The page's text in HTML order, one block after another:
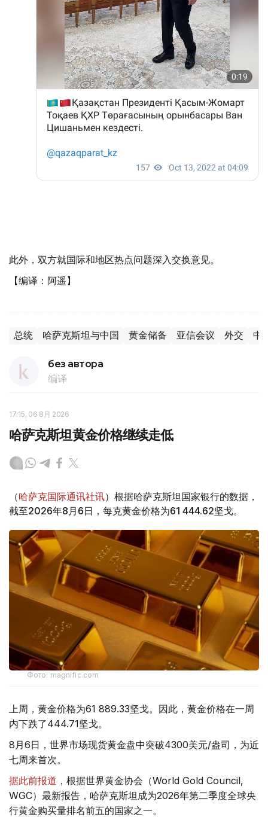
此外，双方就国际和地区热点问题深入交换意见。
【编译：阿遥】
总统 哈萨克斯坦与中国 黄金储备 亚信会议 外交 中
без автора
编译
17:15, 06 8月 2026
哈萨克斯坦黄金价格继续走低
（哈萨克国际通讯社讯）根据哈萨克斯坦国家银行的数据，
截至2026年8月6日，每克黄金价格为61 444.62坚戈。
Фото: magnific.com
上周，黄金价格为61 889.33坚戈。因此，黄金价格在一周
内下跌了444.71坚戈。
8月6日，世界市场现货黄金盘中突破4300美元/盎司，为近
七周来首次。
据此前报道 ，根据世界黄金协会（World Gold Council,
WGC）最新报告，哈萨克斯坦成为2026年第二季度全球央
行黄金购买量排名前五的国家之一。